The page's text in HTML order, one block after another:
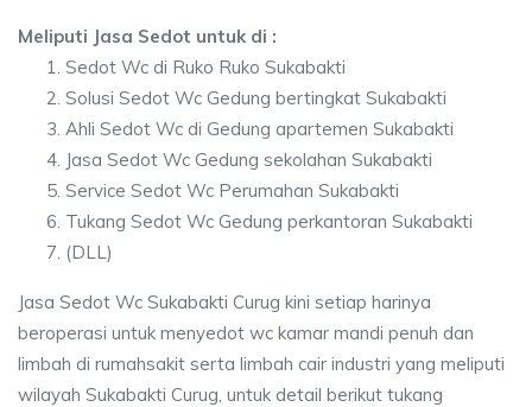
Meliputi Jasa Sedot untuk di :
Sedot Wc di Ruko Ruko Sukabakti
Solusi Sedot Wc Gedung bertingkat Sukabakti
Ahli Sedot Wc di Gedung apartemen Sukabakti
Jasa Sedot Wc Gedung sekolahan Sukabakti
Service Sedot Wc Perumahan Sukabakti
Tukang Sedot Wc Gedung perkantoran Sukabakti
(DLL)
Jasa Sedot Wc Sukabakti Curug kini setiap harinya
beroperasi untuk menyedot wc kamar mandi penuh dan
limbah di rumahsakit serta limbah cair industri yang meliputi
wilayah Sukabakti Curug, untuk detail berikut tukang